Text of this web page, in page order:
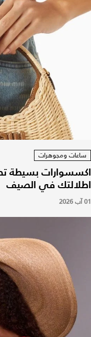
ساعات ومجوهرات
اكسسوارات بسيطة
اطلالتك في الصيف
01 آب 2026